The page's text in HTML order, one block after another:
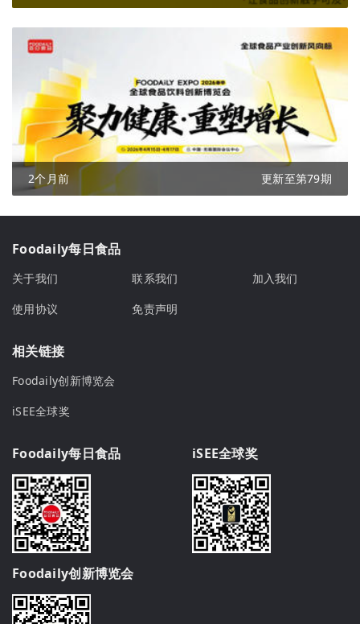
2个月前 更新至第79期
Foodaily每日食品
关于我们 联系我们
加入我们
使用协议
免责声明
相关链接
Foodaily创新博览会
iSEE全球奖
Foodaily每日食品 iSEE全球奖
Foodaily创新博览会